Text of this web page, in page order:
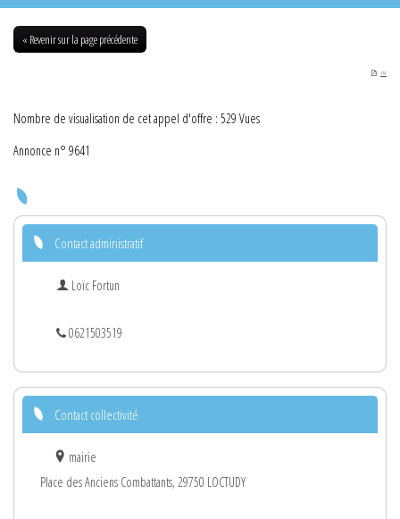
« Revenir sur la page précédente
PDF
Nombre de visualisation de cet appel d'offre : 529 Vues
Annonce n° 9641
Contact administratif
Loïc Fortun
0621503519
Contact collectivité
mairie
Place des Anciens Combattants, 29750 LOCTUDY